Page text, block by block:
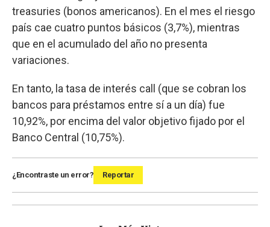
treasuries (bonos americanos). En el mes el riesgo
país cae cuatro puntos básicos (3,7%), mientras
que en el acumulado del año no presenta
variaciones.
En tanto, la tasa de interés call (que se cobran los
bancos para préstamos entre sí a un día) fue
10,92%, por encima del valor objetivo fijado por el
Banco Central (10,75%).
¿Encontraste un error? Reportar